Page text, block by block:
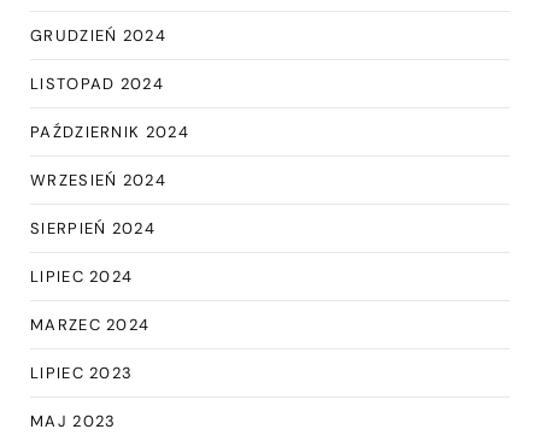
GRUDZIEŃ 2024
LISTOPAD 2024
PAŹDZIERNIK 2024
WRZESIEŃ 2024
SIERPIEŃ 2024
LIPIEC 2024
MARZEC 2024
LIPIEC 2023
MAJ 2023